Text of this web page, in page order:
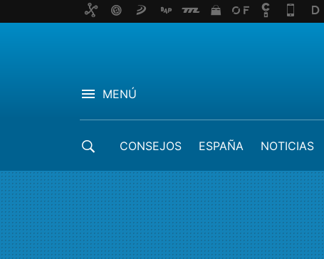
MENÚ
CONSEJOS ESPAÑA NOTICIAS